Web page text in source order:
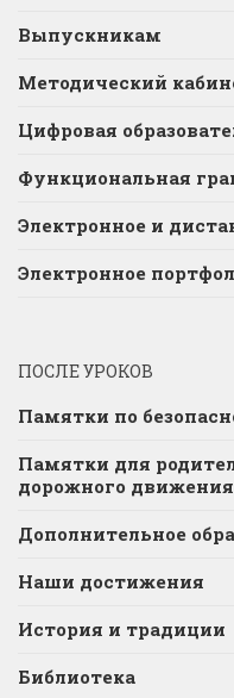
Выпускникам
Методический
Цифровая
Функциональная
Электронное и
Электронное
ПОСЛЕ УРОКОВ
Памятки по
Памятки для
дорожного движения
Дополнительное
Наши достижения
История и традиции
Библиотека